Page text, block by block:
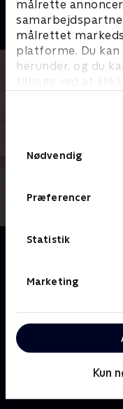
målrette
målrettet
platforme. Du
herunder, og du
tilbage ved at
Nødvendig
Præferencer
Statistik
Marketing
Kun
Julelys for
2022 • Livsstil • 46 min
Om Vi er jo bare børn
mistrives. I ti uger
svær hverdag.
selvværdet. Det her
deres øjne